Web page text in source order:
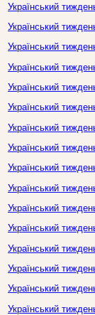
Український
Український
Український
Український
Український
Український
Український
Український
Український
Український
Український
Український
Український
Український
Український
Український